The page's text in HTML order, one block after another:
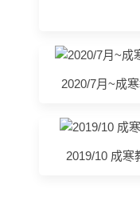
2020/7月~成
2019/10 成寒